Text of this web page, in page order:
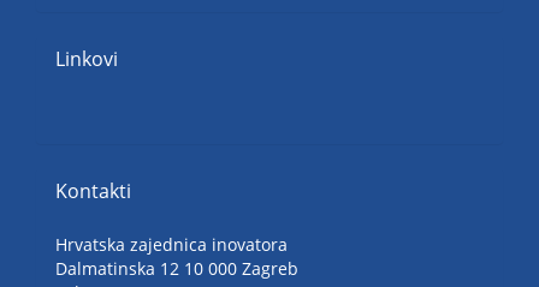
Linkovi
Kontakti
Hrvatska zajednica inovatora
Dalmatinska 12 10 000 Zagreb